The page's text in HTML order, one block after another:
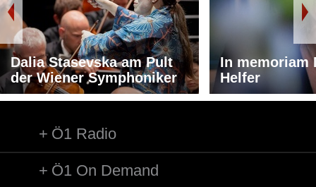
Dalia Stasevska am Pult
der Wiener Symphoniker
In memoriam
Helfer
Ö1 Radio
Ö1 On Demand